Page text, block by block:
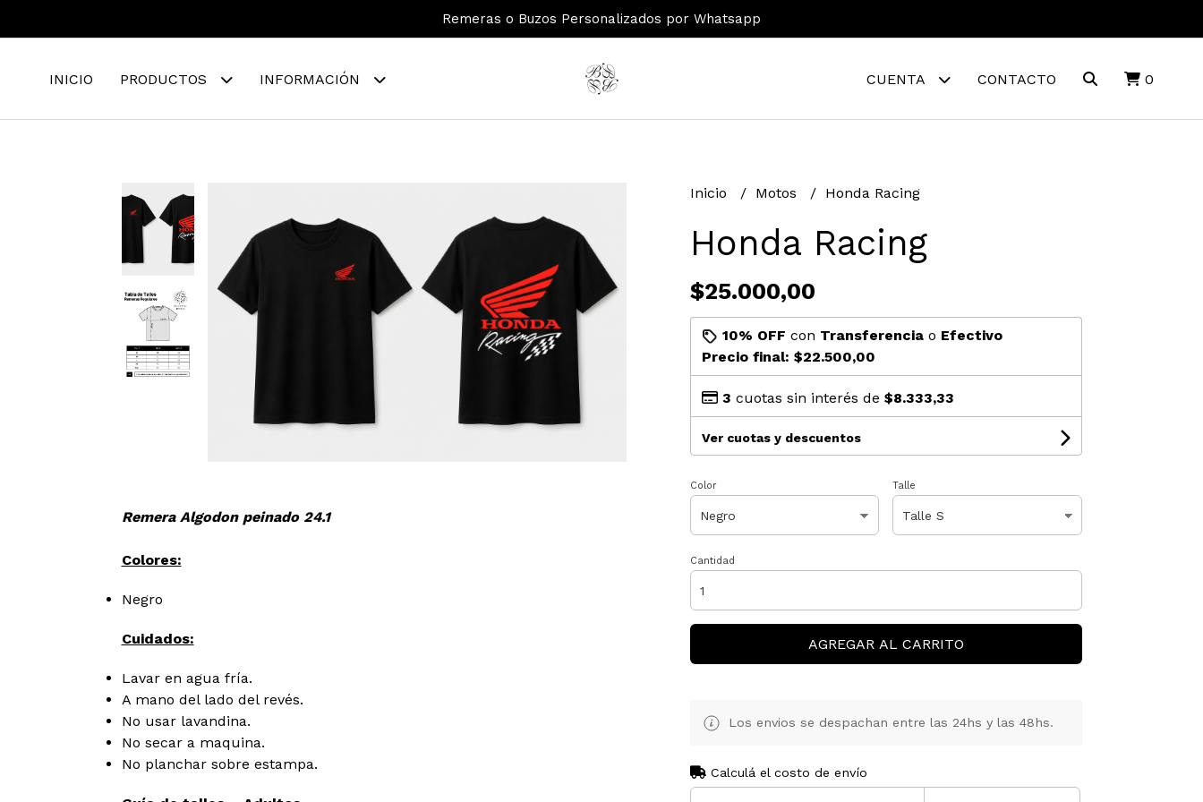
Remeras o Buzos Personalizados por Whatsapp
INICIO PRODUCTOS INFORMACIÓN CUENTA CONTACTO 0
Remera Algodon peinado 24.1
Colores:
Negro
Cuidados:
Lavar en agua fría.
A mano del lado del revés.
No usar lavandina.
No secar a maquina.
No planchar sobre estampa.
Inicio Motos Honda Racing
Honda Racing
$25.000,00
10% OFF con Transferenciao Efectivo
Precio final: $22.500,00
3 cuotas sin interés de $8.333,33
Ver cuotas y descuentos
Color Talle
Cantidad
AGREGAR AL CARRITO
Los envios se despachan entre las 24hs y las 48hs.
Calculá el costo de envío